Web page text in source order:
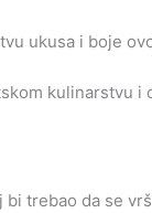
ukusa i boje
kulinarstvu
trebao da se